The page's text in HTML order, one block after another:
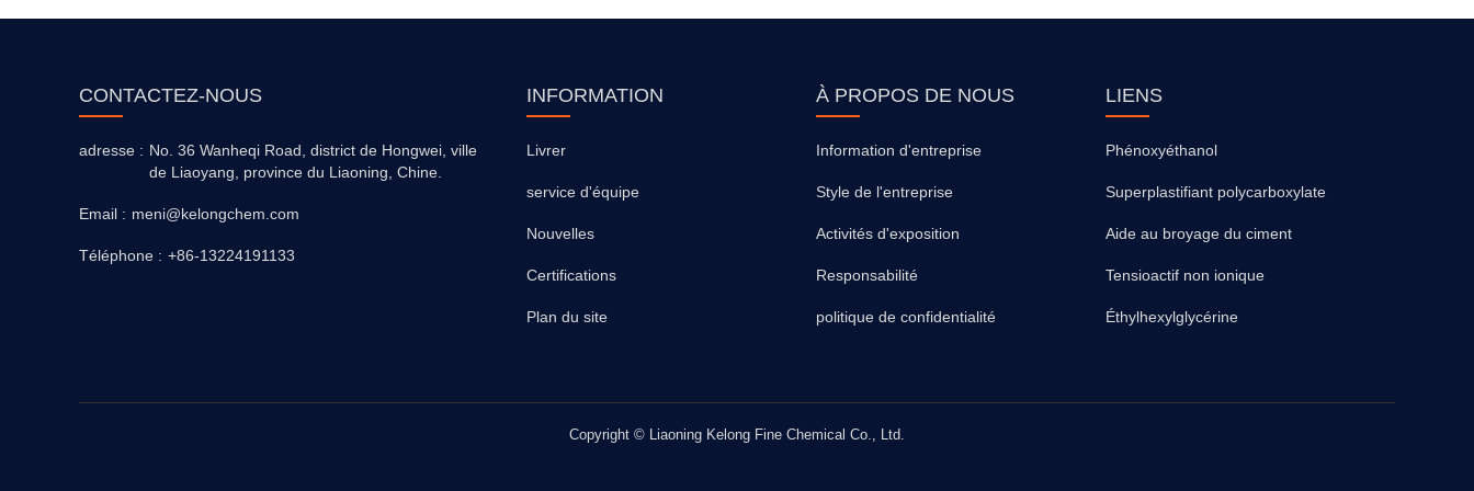
CONTACTEZ-NOUS
adresse : No. 36 Wanheqi Road, district de Hongwei, ville
de Liaoyang, province du Liaoning, Chine.
Email : meni@kelongchem.com
Téléphone : +86-13224191133
INFORMATION
Livrer
service d'équipe
Nouvelles
Certifications
Plan du site
À PROPOS DE NOUS
Information d'entreprise
Style de l'entreprise
Activités d'exposition
Responsabilité
politique de confidentialité
LIENS
Phénoxyéthanol
Superplastifiant polycarboxylate
Aide au broyage du ciment
Tensioactif non ionique
Éthylhexylglycérine
Copyright © Liaoning Kelong Fine Chemical Co., Ltd.